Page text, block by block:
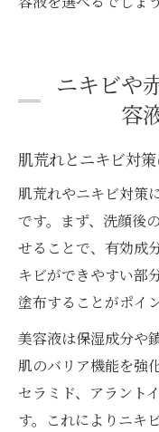
ニキビや
容
肌荒れとニキビ対
肌荒れやニキビ対策
です。まず、洗顔後
せることで、有効成
キビができやすい部
塗布することがポイ
美容液は保湿成分や
肌のバリア機能を強
セラミド、アラント
す。これによりニキ